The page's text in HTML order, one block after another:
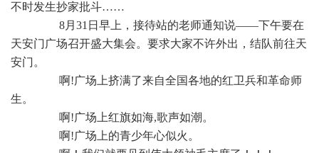
不时发生抄家批斗……
8月31日早上，接待站的老师通知说——下午要在
天安门广场召开盛大集会。要求大家不许外出，结队前往天
安门。
啊!广场上挤满了来自全国各地的红卫兵和革命师
生。
啊!广场上红旗如海,歌声如潮。
啊!广场上的青少年心似火。